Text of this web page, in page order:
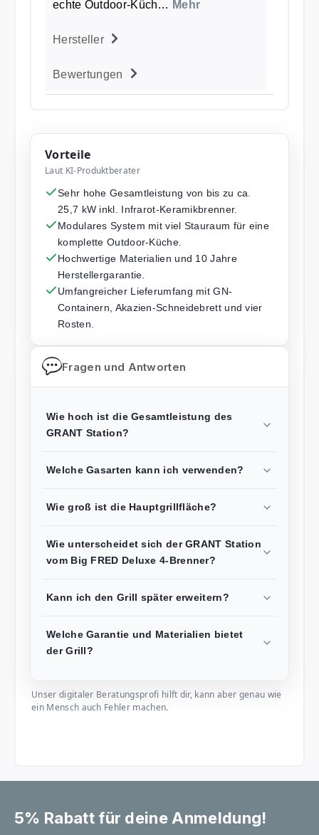
echte Outdoor-Küch… Mehr
Hersteller
Bewertungen
Vorteile
Laut KI-Produktberater
Sehr hohe Gesamtleistung von bis zu ca.
25,7 kW inkl. Infrarot-Keramikbrenner.
Modulares System mit viel Stauraum für eine
komplette Outdoor-Küche.
Hochwertige Materialien und 10 Jahre
Herstellergarantie.
Umfangreicher Lieferumfang mit GN-
Containern, Akazien-Schneidebrett und vier
Rosten.
Fragen und Antworten
Wie hoch ist die Gesamtleistung des
GRANT Station?
Welche Gasarten kann ich verwenden?
Wie groß ist die Hauptgrillfläche?
Wie unterscheidet sich der GRANT Station
vom Big FRED Deluxe 4-Brenner?
Kann ich den Grill später erweitern?
Welche Garantie und Materialien bietet
der Grill?
Unser digitaler Beratungsprofi hilft dir, kann aber genau wie
ein Mensch auch Fehler machen.
5% Rabatt für deine Anmeldung!